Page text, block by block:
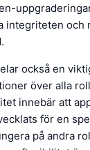
integriteten och
också en
över alla
innebär att
för en
på andra